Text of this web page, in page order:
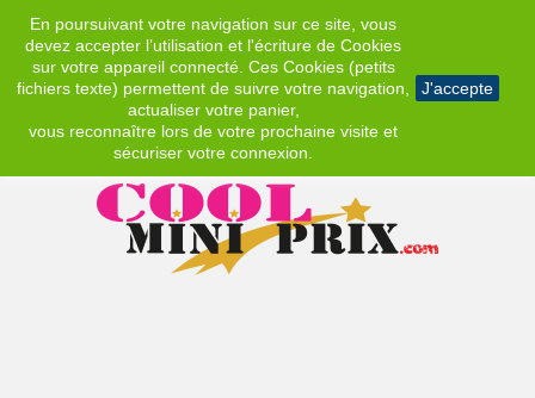
En poursuivant votre navigation sur ce site, vous
devez accepter l’utilisation et l'écriture de Cookies
sur votre appareil connecté. Ces Cookies (petits
fichiers texte) permettent de suivre votre navigation,
actualiser votre panier,
vous reconnaître lors de votre prochaine visite et
sécuriser votre connexion.
J'accepte
EUR